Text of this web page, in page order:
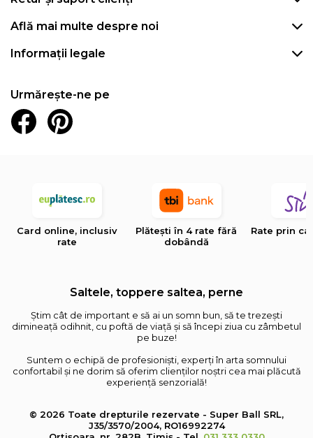
Află mai multe despre noi
Informații legale
Urmărește-ne pe
Card online, inclusiv
rate
Plătești în 4 rate fără
dobândă
Rate prin
Saltele, toppere saltea, perne
Știm cât de important e să ai un somn bun, să te trezești
dimineață odihnit, cu poftă de viață și să începi ziua cu zâmbetul
pe buze!
Suntem o echipă de profesioniști, experți în arta somnului
confortabil și ne dorim să oferim clienților noștri cea mai plăcută
experiență senzorială!
© 2026 Toate drepturile rezervate - Super Ball SRL,
J35/3570/2004, RO16992274